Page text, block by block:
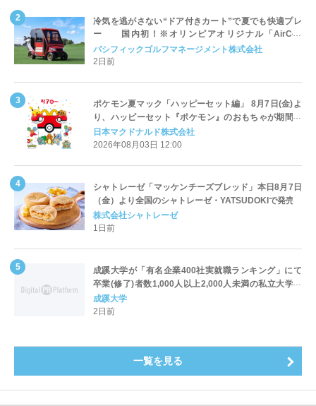
冷気を逃がさない“ドア付きカート”で夏でも快適プレ
ー 国内初！※オリンピアオリジナル「AirCon
Cart（エアコンカート）」導入 | ＰＧＭ
パシフィックゴルフマネージメント株式会社
2日前
ポケモン夏マック「ハッピーセット編」 8月7日(金)よ
り、ハッピーセット『ポケモン』のおもちゃが期間限
定登場
日本マクドナルド株式会社
2026年08月03日 12:00
シャトレーゼ「マッケンチーズブレッド」本日8月7日
（金）より全国のシャトレーゼ・YATSUDOKIで発売
株式会社シャトレーゼ
1日前
成蹊大学が「有名企業400社実就職ランキング」にて
卒業(修了)者数1,000人以上2,000人未満の私立大学で
全国第1位を獲得！～実就職率は26.5%（前年比＋
4.3pt）に伸長、東京の私立大学でも10位にランクイン
成蹊大学
2日前
一覧を見る